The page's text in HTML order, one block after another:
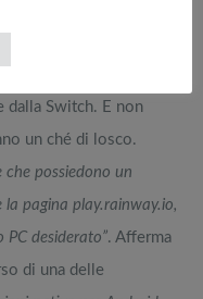
tutte le maggiori
Switch (e il suo
dalla Switch. E non
un ché di losco.
che possiedono un
pagina play.rainway.io,
desiderato”. Afferma
di una delle